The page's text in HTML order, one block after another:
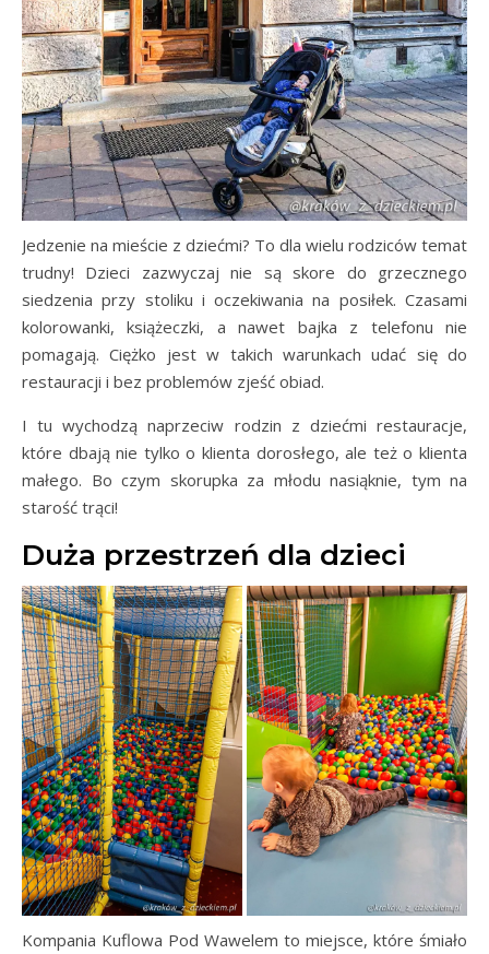
Jedzenie na mieście z dziećmi? To dla wielu rodziców temat
trudny! Dzieci zazwyczaj nie są skore do grzecznego
siedzenia przy stoliku i oczekiwania na posiłek. Czasami
kolorowanki, książeczki, a nawet bajka z telefonu nie
pomagają. Ciężko jest w takich warunkach udać się do
restauracji i bez problemów zjeść obiad.
I tu wychodzą naprzeciw rodzin z dziećmi restauracje,
które dbają nie tylko o klienta dorosłego, ale też o klienta
małego. Bo czym skorupka za młodu nasiąknie, tym na
starość trąci!
Duża przestrzeń dla dzieci
Kompania Kuflowa Pod Wawelem to miejsce, które śmiało